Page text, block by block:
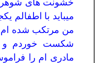
میباید با اطفالم
من مرتکب شده
شکست خوردم و
مادری ام را